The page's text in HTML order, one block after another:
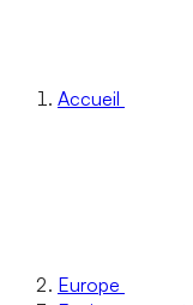
Accueil
Europe